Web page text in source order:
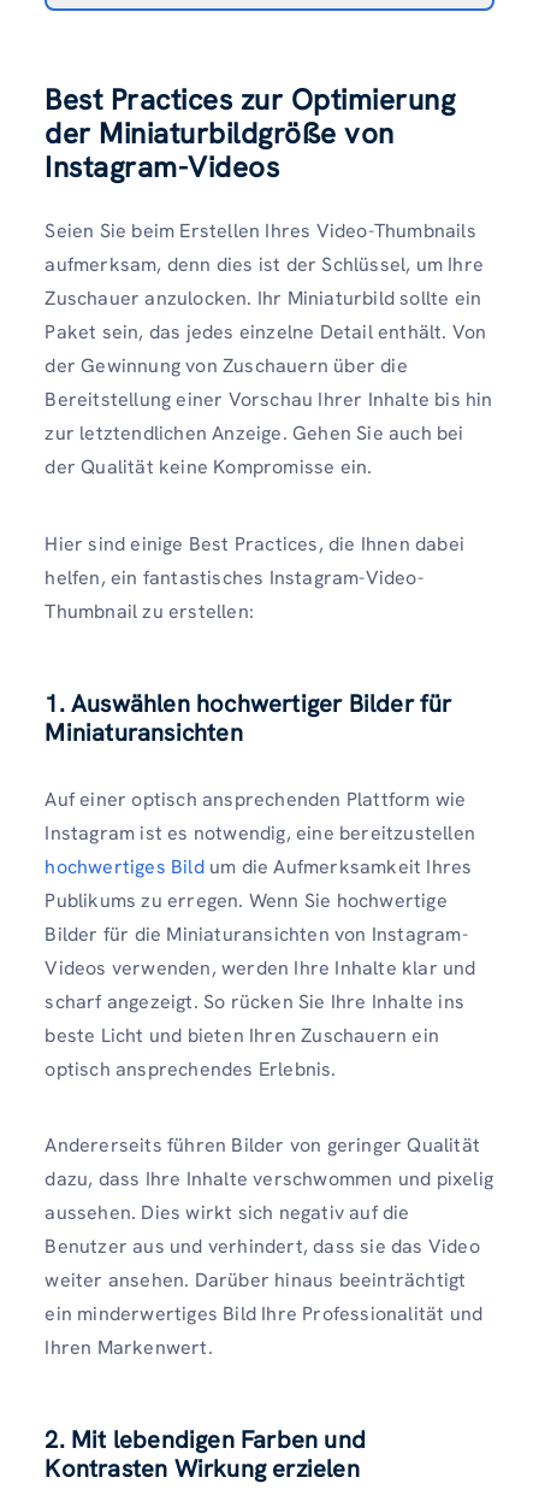
Best Practices zur Optimierung
der Miniaturbildgröße von
Instagram-Videos
Seien Sie beim Erstellen Ihres Video-Thumbnails
aufmerksam, denn dies ist der Schlüssel, um Ihre
Zuschauer anzulocken. Ihr Miniaturbild sollte ein
Paket sein, das jedes einzelne Detail enthält. Von
der Gewinnung von Zuschauern über die
Bereitstellung einer Vorschau Ihrer Inhalte bis hin
zur letztendlichen Anzeige. Gehen Sie auch bei
der Qualität keine Kompromisse ein.
Hier sind einige Best Practices, die Ihnen dabei
helfen, ein fantastisches Instagram-Video-
Thumbnail zu erstellen:
1. Auswählen hochwertiger Bilder für
Miniaturansichten
Auf einer optisch ansprechenden Plattform wie
Instagram ist es notwendig, eine bereitzustellen
hochwertiges Bildum die Aufmerksamkeit Ihres
Publikums zu erregen. Wenn Sie hochwertige
Bilder für die Miniaturansichten von Instagram-
Videos verwenden, werden Ihre Inhalte klar und
scharf angezeigt. So rücken Sie Ihre Inhalte ins
beste Licht und bieten Ihren Zuschauern ein
optisch ansprechendes Erlebnis.
Andererseits führen Bilder von geringer Qualität
dazu, dass Ihre Inhalte verschwommen und pixelig
aussehen. Dies wirkt sich negativ auf die
Benutzer aus und verhindert, dass sie das Video
weiter ansehen. Darüber hinaus beeinträchtigt
ein minderwertiges Bild Ihre Professionalität und
Ihren Markenwert.
2. Mit lebendigen Farben und
Kontrasten Wirkung erzielen